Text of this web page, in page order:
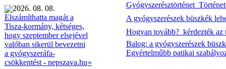
2026. 08. 08.
Elszámíthatta magát a
Tisza-kormány, kétséges,
hogy szeptember elsejével
valóban sikerül bevezetni
a gyógyszeráfa-
csökkentést - nepszava.hu»
Gyógyszerésztörténet 
A gyógyszerészek büszkék
Hogyan tovább?  kérdezték
Balog: a gyógyszerészek
Egyértelműbb patikai